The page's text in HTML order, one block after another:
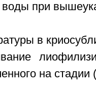
при
в
на стадии